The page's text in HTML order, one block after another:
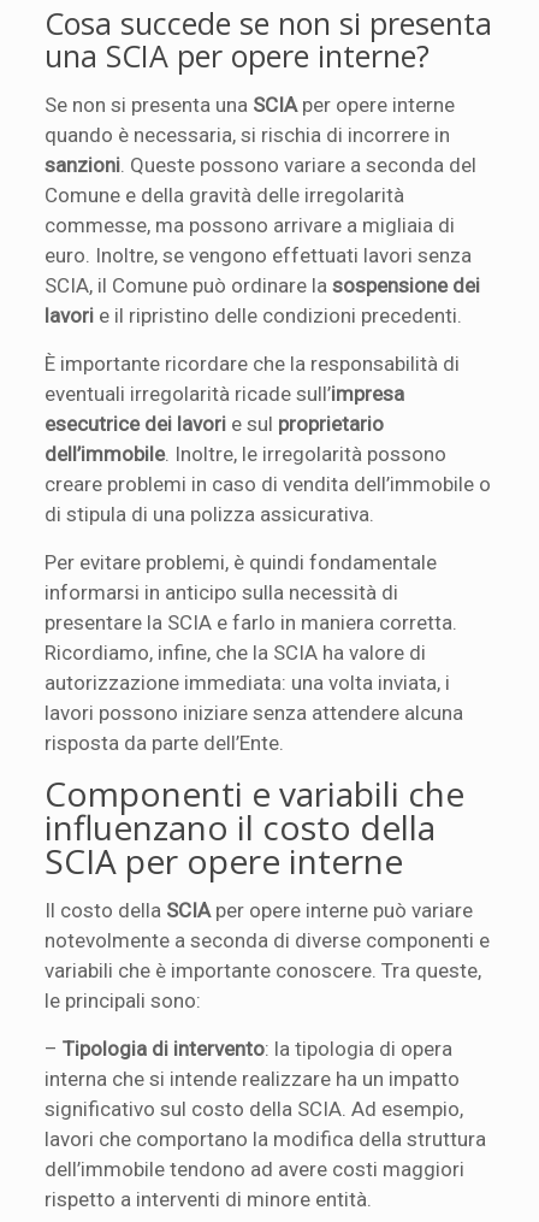
Cosa succede se non si presenta
una SCIA per opere interne?
Se non si presenta una SCIA per opere interne
quando è necessaria, si rischia di incorrere in
sanzioni . Queste possono variare a seconda del
Comune e della gravità delle irregolarità
commesse, ma possono arrivare a migliaia di
euro. Inoltre, se vengono effettuati lavori senza
SCIA, il Comune può ordinare lasospensione dei
lavori e il ripristino delle condizioni precedenti.
È importante ricordare che la responsabilità di
eventuali irregolarità ricade sull’impresa
esecutrice dei lavori e sul proprietario
dell’immobile. Inoltre, le irregolarità possono
creare problemi in caso di vendita dell’immobile o
di stipula di una polizza assicurativa.
Per evitare problemi, è quindi fondamentale
informarsi in anticipo sulla necessità di
presentare la SCIA e farlo in maniera corretta.
Ricordiamo, infine, che la SCIA ha valore di
autorizzazione immediata: una volta inviata, i
lavori possono iniziare senza attendere alcuna
risposta da parte dell’Ente.
Componenti e variabili che
influenzano il costo della
SCIA per opere interne
Il costo della SCIA per opere interne può variare
notevolmente a seconda di diverse componenti e
variabili che è importante conoscere. Tra queste,
le principali sono:
–Tipologia di intervento: la tipologia di opera
interna che si intende realizzare ha un impatto
significativo sul costo della SCIA. Ad esempio,
lavori che comportano la modifica della struttura
dell’immobile tendono ad avere costi maggiori
rispetto a interventi di minore entità.